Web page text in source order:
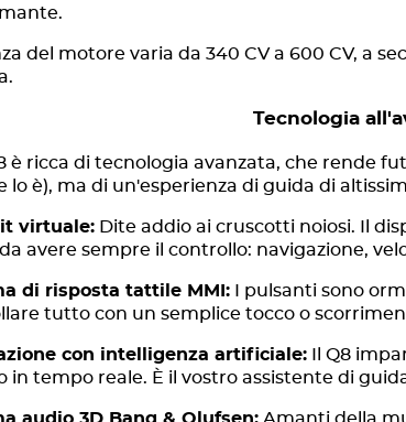
del motore varia da 340 CV a 600 CV, a
Tecnologia
è ricca di tecnologia avanzata, che rende
lo è), ma di un'esperienza di guida di
virtuale: Dite addio ai cruscotti noiosi. Il
avere sempre il controllo: navigazione,
di risposta tattile MMI: I pulsanti sono
tutto con un semplice tocco o
con intelligenza artificiale: Il Q8
in tempo reale. È il vostro assistente di